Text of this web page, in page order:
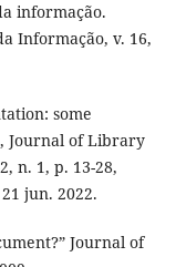
informação.
Informação, v. 16,
some
Journal of Library
n. 1, p. 13-28,
jun. 2022.
Journal of